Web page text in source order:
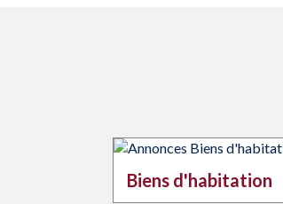
Biens d'habitation